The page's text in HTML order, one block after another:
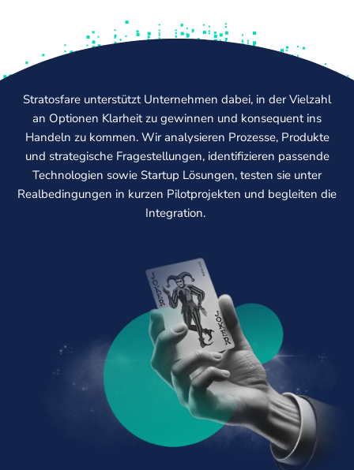
Stratosfare unterstützt Unternehmen dabei, in der Vielzahl
an Optionen Klarheit zu gewinnen und konsequent ins
Handeln zu kommen. Wir analysieren Prozesse, Produkte
und strategische Fragestellungen, identifizieren passende
Technologien sowie Startup Lösungen, testen sie unter
Realbedingungen in kurzen Pilotprojekten und begleiten die
Integration.